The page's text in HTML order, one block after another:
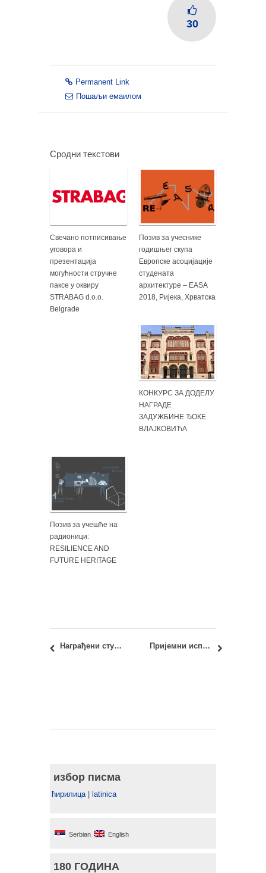
30
Permanent Link
Пошаљи емаилом
Сродни текстови
Свечано потписивање
уговора и
презентација
могућности стручне
паксе у оквиру
STRABAG d.o.o.
Belgrade
Позив за учеснике
годишњег скупа
Европске асоцијације
студената
архитектуре – EASA
2018, Ријека, Хрватска
КОНКУРС ЗА ДОДЕЛУ
НАГРАДЕ
ЗАДУЖБИНЕ ЂОКЕ
ВЛАЈКОВИЋА
Позив за учешће на
радионици:
RESILIENCE AND
FUTURE HERITAGE
Награђени студентски радови – еуПОЛИС конкурс Пријемни испит 2022: ПРЕЛИМИНАРНИ РЕЗУЛТАТИ
избор писма
ћирилица| latinica
Serbian English
180 ГОДИНА